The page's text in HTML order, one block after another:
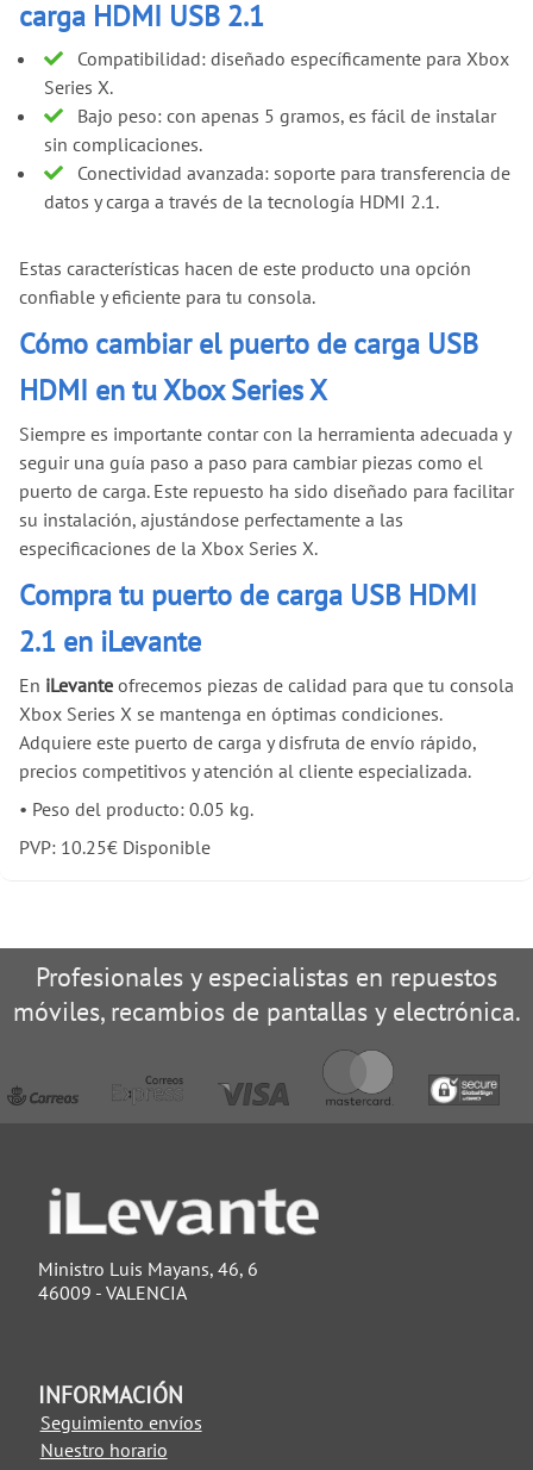
carga HDMI USB 2.1
Compatibilidad: diseñado específicamente para Xbox
Series X.
Bajo peso: con apenas 5 gramos, es fácil de instalar
sin complicaciones.
Conectividad avanzada: soporte para transferencia de
datos y carga a través de la tecnología HDMI 2.1.
Estas características hacen de este producto una opción
confiable y eficiente para tu consola.
Cómo cambiar el puerto de carga USB
HDMI en tu Xbox Series X
Siempre es importante contar con la herramienta adecuada y
seguir una guía paso a paso para cambiar piezas como el
puerto de carga. Este repuesto ha sido diseñado para facilitar
su instalación, ajustándose perfectamente a las
especificaciones de la Xbox Series X.
Compra tu puerto de carga USB HDMI
2.1 en iLevante
En iLevante ofrecemos piezas de calidad para que tu consola
Xbox Series X se mantenga en óptimas condiciones.
Adquiere este puerto de carga y disfruta de envío rápido,
precios competitivos y atención al cliente especializada.
• Peso del producto: 0.05 kg.
PVP: 10.25€ Disponible
Profesionales y especialistas en repuestos
móviles, recambios de pantallas y electrónica.
Ministro Luis Mayans, 46, 6
46009 - VALENCIA
INFORMACIÓN
Seguimiento envíos
Nuestro horario